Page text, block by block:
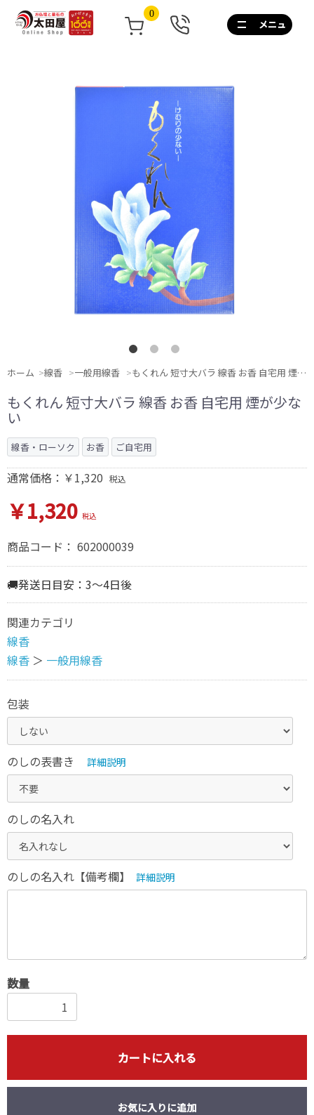
0
0120-
267-
話
無
料
10:00~17:00/
土
日
ホーム 線香 一般用線香 もくれん 短寸大バラ 線香 お香 自宅用 煙が少ない
もくれん 短寸大バラ 線香 お香 自宅用 煙が少な
い
線香・ローソク お香 ご自宅用
通常価格：￥1,320 税込
￥1,320 税込
商品コード： 602000039
🚚発送日目安：3～4日後
関連カテゴリ
線香
線香 ＞ 一般用線香
包装
のしの表書き 詳細説明
のしの名入れ
のしの名入れ【備考欄】 詳細説明
数量
カートに入れる
お気に入りに追加